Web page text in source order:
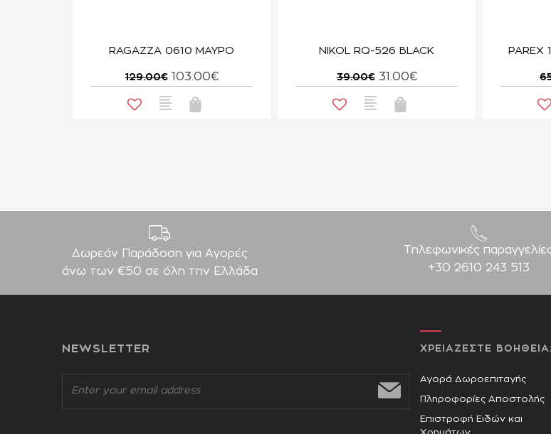
RAGAZZA 0610 ΜΑΥΡΟ
129.00€ 103.00€
NIKOL RQ-526 BLACK
39.00€ 31.00€
Δωρεάν Παράδοση για Aγορές
άνω των €50 σε όλη την Ελλάδα
Τηλεφωνικές
+30 2610 243 513
NEWSLETTER ΧΡΕΙΑΖΕΣΤΕ ΒΟΗΘΕΙΑ;
Αγορά Δωροεπιταγής
Πληροφορίες Αποστολής
Επιστροφή Ειδών και